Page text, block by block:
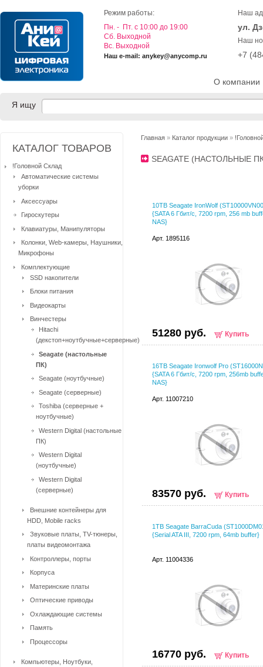
О компании
Режим работы:
Пн. - Пт. с 10:00 до 19:00
Cб. Выходной
Вс. Выходной
Наш e-mail: anykey@anycomp.ru
Наш
ул.
Наш
+7
Я ищу
Главная » Каталог продукции »
SEAGATE (НАСТОЛЬНЫЕ
10TB Seagate IronWolf
{SATA 6 Гбит/с, 7200 rpm, 256 mb
NAS}
Арт. 1895116
51280 руб. Купить
16TB Seagate Ironwolf Pro
{SATA 6 Гбит/с, 7200 rpm, 256mb
NAS}
Арт. 11007210
83570 руб. Купить
1TB Seagate BarraCuda
{Serial ATA III, 7200 rpm, 64mb buffer}
Арт. 11004336
16770 руб. Купить
КАТАЛОГ ТОВАРОВ
!Головной Склад
Автоматические системы
уборки
Аксессуары
Гироскутеры
Клавиатуры, Манипуляторы
Колонки, Web-камеры, Наушники,
Микрофоны
Комплектующие
SSD накопители
Блоки питания
Видеокарты
Винчестеры
Hitachi
(декстоп+ноутбучные+серверные)
Seagate (настольные
ПК)
Seagate (ноутбучные)
Seagate (серверные)
Toshiba (серверные +
ноутбучные)
Western Digital (настольные
ПК)
Western Digital
(ноутбучные)
Western Digital
(серверные)
Внешние контейнеры для
HDD, Mobile racks
Звуковые платы, TV-тюнеры,
платы видеомонтажа
Контроллеры, порты
Корпуса
Материнские платы
Оптические приводы
Охлаждающие системы
Память
Процессоры
Компьютеры, Ноутбуки,